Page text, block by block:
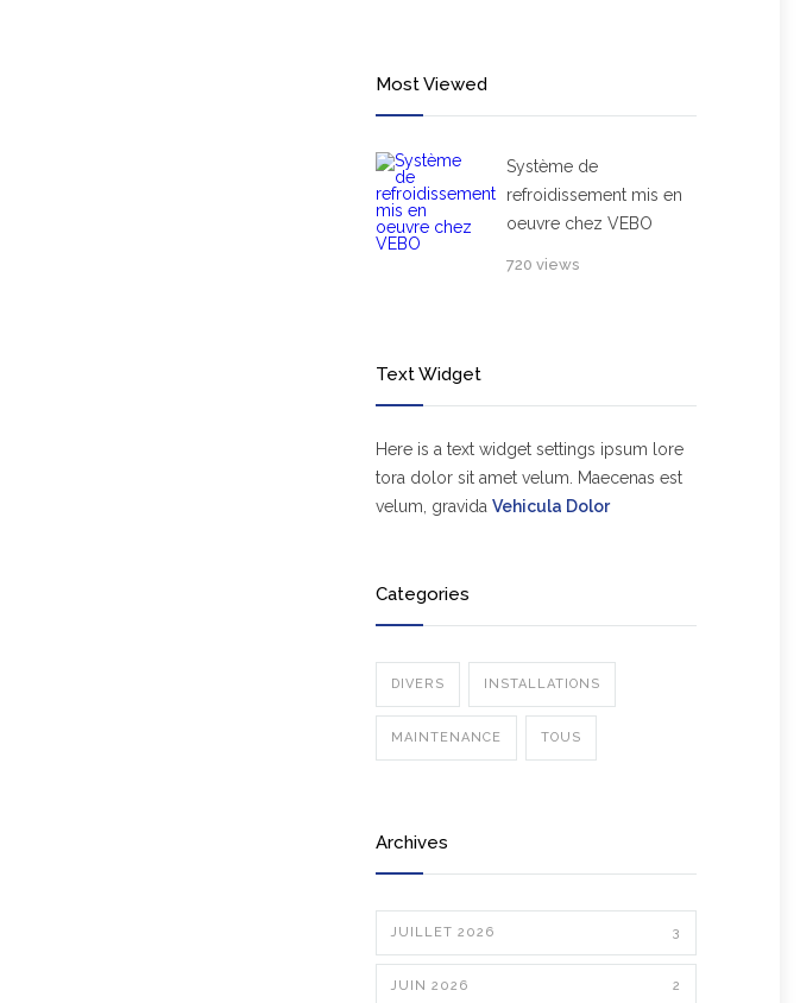
Most Viewed
Système de
refroidissement mis en
oeuvre chez VEBO
720 views
Text Widget
Here is a text widget settings ipsum lore
tora dolor sit amet velum. Maecenas est
velum, gravida Vehicula Dolor
Categories
DIVERS INSTALLATIONS
MAINTENANCE TOUS
Archives
JUILLET 2026 3
JUIN 2026 2